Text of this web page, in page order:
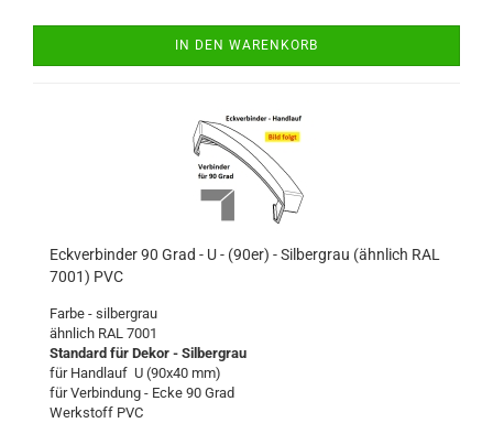
IN DEN WARENKORB
Eckverbinder 90 Grad - U - (90er) - Silbergrau (ähnlich RAL
7001) PVC
Farbe - silbergrau
ähnlich RAL 7001
Standard für Dekor - Silbergrau
für Handlauf U (90x40 mm)
für Verbindung - Ecke 90 Grad
Werkstoff PVC